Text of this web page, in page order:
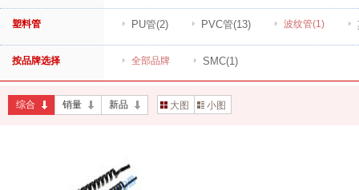
塑料管 PU管(2) PVC管(13) 波纹管(1)
按品牌选择 全部品牌 SMC(1)
综合 销量 新品 大图 小图